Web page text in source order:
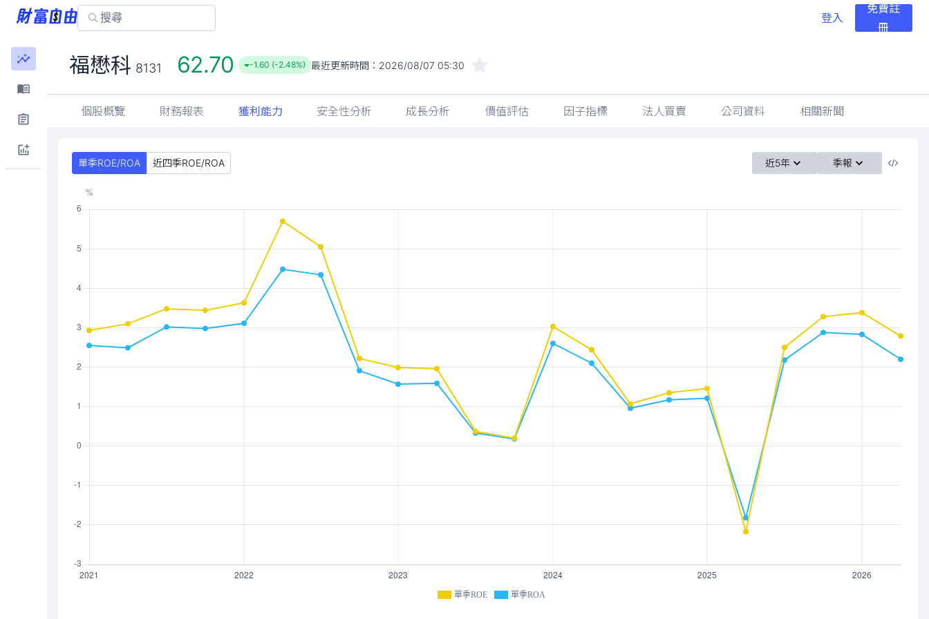
登入
免費註
冊
福懋科 8131 62.70 -1.60 (-2.48%) 最近更新時間： 2026/08/07 05:30
個股概覽 財務報表 獲利能力 安全性分析 成長分析 價值評估 因子指標 法人買賣 公司資料 相關新聞
單季ROE/ROA 近四季ROE/ROA 近5年 季報
單季ROE 單季ROA